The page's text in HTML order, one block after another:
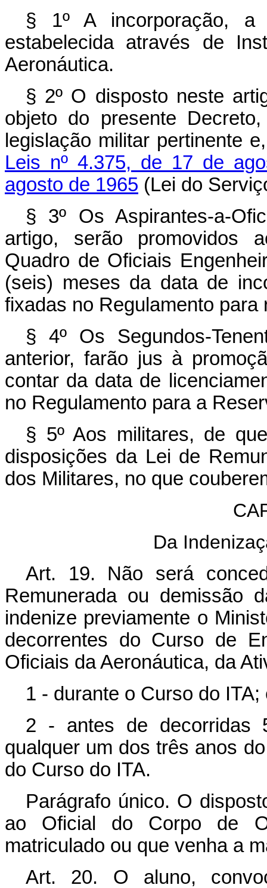
§ 1º A incorporação,
estabelecida através de
Aeronáutica.
§ 2º O disposto neste
objeto do presente
legislação militar pertinente
Leis nº 4.375, de 17 de
agosto de 1965 (Lei do
§ 3º Os Aspirantes-a-
artigo, serão promovidos
Quadro de Oficiais
(seis) meses da data de
fixadas no Regulamento para
§ 4º Os Segundos-
anterior, farão jus à
contar da data de
no Regulamento para a
§ 5º Aos militares, de
disposições da Lei de
dos Militares, no que
Da
Art. 19. Não será
Remunerada ou demissão
indenize previamente o
decorrentes do Curso de
Oficiais da Aeronáutica, da
1 - durante o Curso do ITA;
2 - antes de decorridas
qualquer um dos três anos
do Curso do ITA.
Parágrafo único. O
ao Oficial do Corpo de
matriculado ou que venha a
Art. 20. O aluno,